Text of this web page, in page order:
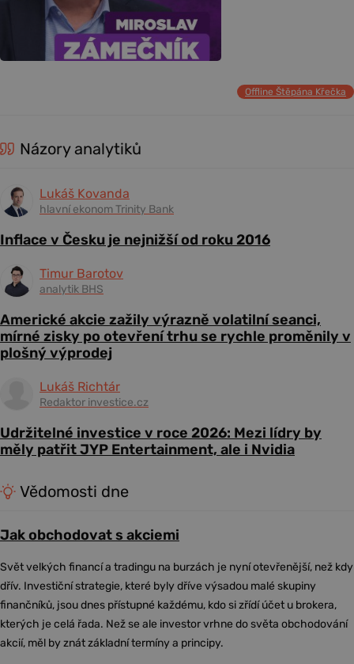
Offline Štěpána Křečka
Názory analytiků
Lukáš Kovanda
hlavní ekonom Trinity Bank
Inflace v Česku je nejnižší od roku 2016
Timur Barotov
analytik BHS
Americké akcie zažily výrazně volatilní seanci,
mírné zisky po otevření trhu se rychle proměnily v
plošný výprodej
Lukáš Richtár
Redaktor investice.cz
Udržitelné investice v roce 2026: Mezi lídry by
měly patřit JYP Entertainment, ale i Nvidia
Vědomosti dne
Jak obchodovat s akciemi
Svět velkých financí a tradingu na burzách je nyní otevřenější, než kdy
dřív. Investiční strategie, které byly dříve výsadou malé skupiny
finančníků, jsou dnes přístupné každému, kdo si zřídí účet u brokera,
kterých je celá řada. Než se ale investor vrhne do světa obchodování
akcií, měl by znát základní termíny a principy.